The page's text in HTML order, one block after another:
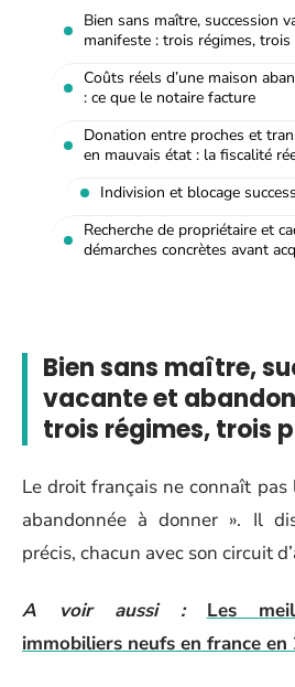
Bien sans maître, succession
manifeste : trois régimes, trois
Coûts réels d’une maison
: ce que le notaire facture
Donation entre proches et
en mauvais état : la fiscalité
Indivision et blocage
Recherche de propriétaire et
démarches concrètes avant
Bien sans maître,
vacante et
trois régimes, trois
Le droit français ne connaît pas
abandonnée à donner ». Il
précis, chacun avec son circuit
A voir aussi :
Les
immobiliers neufs en france en